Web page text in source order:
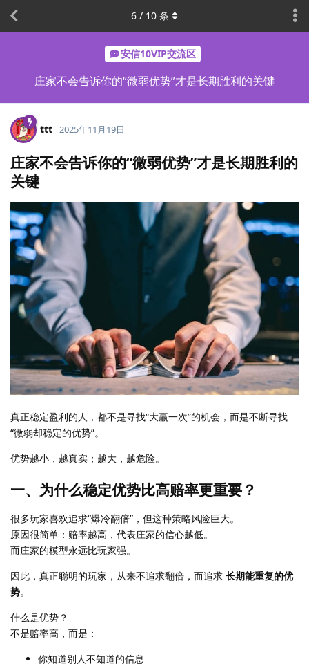
安信10VIP交流区
庄家不会告诉你的“微弱优势”才是长期胜利的关键
6 / 10 条
ttt 2025年11月19日
庄家不会告诉你的“微弱优势”才是长期胜利的
关键
真正稳定盈利的人，都不是寻找“大赢一次”的机会，而是不断寻找
“微弱却稳定的优势”。
优势越小，越真实；越大，越危险。
一、为什么稳定优势比高赔率更重要？
很多玩家喜欢追求“爆冷翻倍”，但这种策略风险巨大。
原因很简单：赔率越高，代表庄家的信心越低。
而庄家的模型永远比玩家强。
因此，真正聪明的玩家，从来不追求翻倍，而追求 长期能重复的优
势。
什么是优势？
不是赔率高，而是：
你知道别人不知道的信息